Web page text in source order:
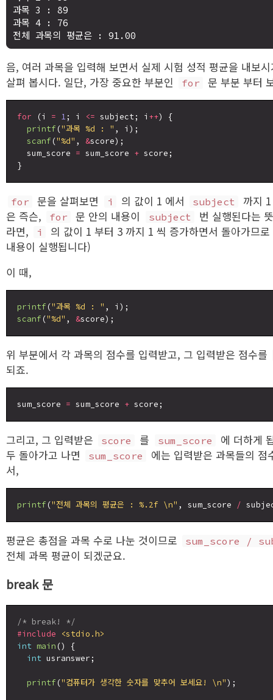
과목 3 : 89
과목 4 : 76
음, 여러 과목을 입력해 보면서 실제 시험 성적 평균을 내보
살펴 봅시다. 일단, 가장 중요한 부분인
for 문 부분 부터
for (i = 1; i <= subject; i ++) {
printf ("과목 %d : " , i);
scanf ("%d" , &score);
  sum_score
= sum_score + score;
for 문을 살펴보면 i 의 값이 1 에서 subject
까지
은 즉슨,
for 문 안의 내용이 subject
번 실행된다는
라면,
i
의 값이 1 부터 3 까지 1 씩 증가하면서 돌아가므로
내용이 실행됩니다)
이 때,
printf ("과목 %d : "
scanf ("%d" , &
위 부분에서 각 과목의 점수를 입력받고, 그 입력받은 점수를
되죠.
sum_score = sum_score +
그리고, 그 입력받은 score 를 sum_score
에 더하게
두 돌아가고 나면
sum_score
에는 입력받은 과목들의
서,
printf ("전체 과목의 평균은 : %.2f \n" , sum_score /
평균은 총점을 과목 수로 나눈 것이므로 sum_score /
전체 과목 평균이 되겠군요.
break 문
/* break! */
#include
<stdio.h>
int main () {
int usranswer;
printf ("컴퓨터가 생각한 숫자를 맞추어 보세요! \n");